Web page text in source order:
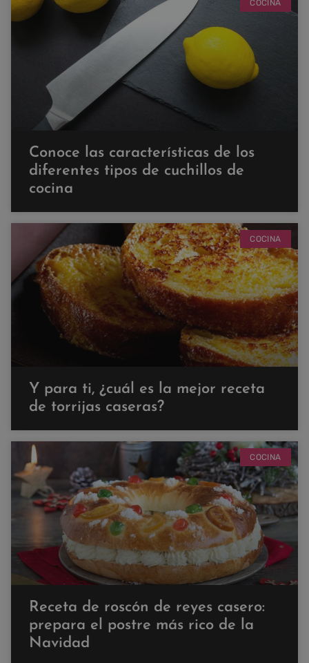
COCINA
Conoce las características de los
diferentes tipos de cuchillos de
cocina
COCINA
Y para ti, ¿cuál es la mejor receta
de torrijas caseras?
COCINA
Receta de roscón de reyes casero:
prepara el postre más rico de la
Navidad